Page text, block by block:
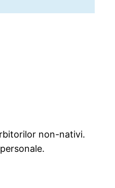
non-nativi.